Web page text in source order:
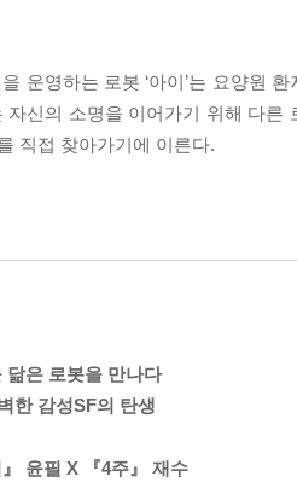
운영하는 로봇 ‘아이’는 요양원
자신의 소명을 이어가기 위해 다
직접 찾아가기에 이른다.
닮은 로봇을 만나다
한 감성SF의 탄생
』 윤필 X 『4주』 재수